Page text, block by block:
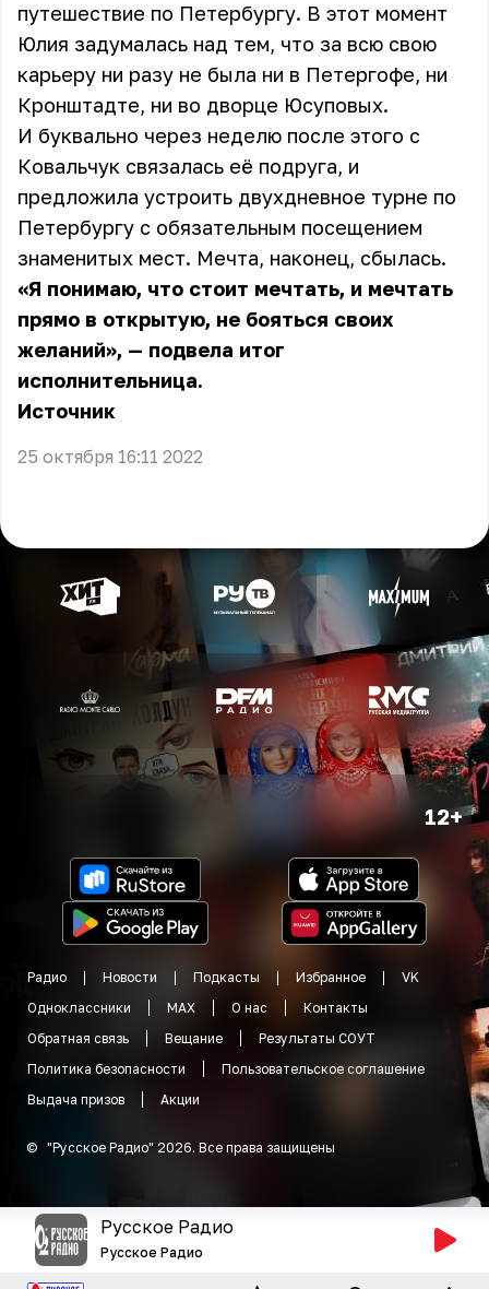
путешествие по Петербургу. В этот момент
Юлия задумалась над тем, что за всю свою
карьеру ни разу не была ни в Петергофе, ни
Кронштадте, ни во дворце Юсуповых.
И буквально через неделю после этого с
Ковальчук связалась её подруга, и
предложила устроить двухдневное турне по
Петербургу с обязательным посещением
знаменитых мест. Мечта, наконец, сбылась.
«Я понимаю, что стоит мечтать, и мечтать
прямо в открытую, не бояться своих
желаний», — подвела итог
исполнительница.
Источник
25 октября 16:11 2022
12+
Радио Новости Подкасты Избранное
VK
Одноклассники
MAX О нас
Контакты
Обратная связь
Вещание
Результаты СОУТ
Политика безопасности
Пользовательское соглашение
Выдача призов
Акции
© "Русское Радио" 2026. Все права защищены
Русское Радио
Русское Радио